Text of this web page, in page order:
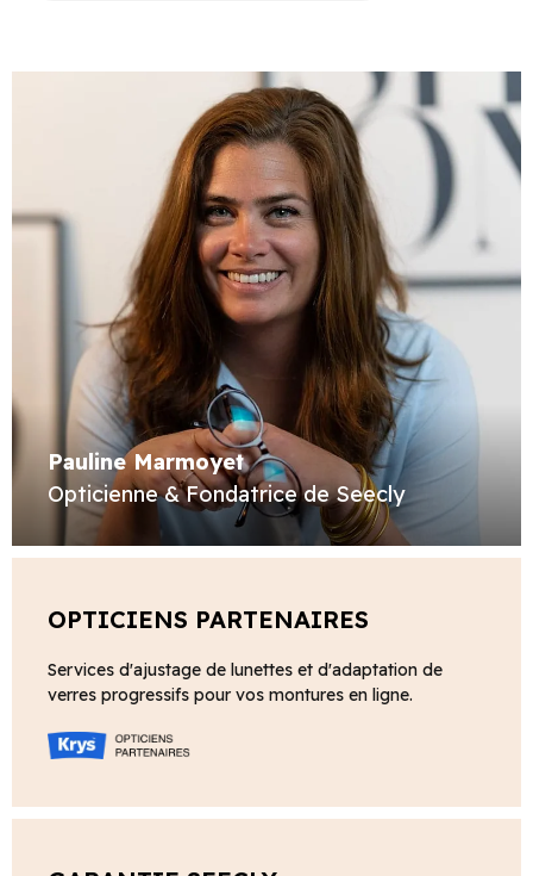
Pauline Marmoyet
Opticienne & Fondatrice de Seecly
OPTICIENS PARTENAIRES
Services d'ajustage de lunettes et d'adaptation de
verres progressifs pour vos montures en ligne.